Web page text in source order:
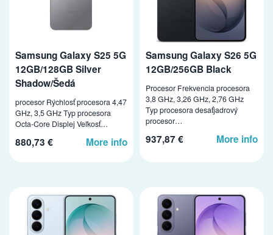
Samsung Galaxy S25 5G
12GB/128GB Silver
Shadow/Šedá
procesor Rýchlosť procesora 4,47
GHz, 3,5 GHz Typ procesora
Octa-Core Displej Veľkosť…
880,73 € More info
Samsung Galaxy S26 5G
12GB/256GB Black
Procesor Frekvencia procesora
3,8 GHz, 3,26 GHz, 2,76 GHz
Typ procesora desaťjadrový
procesor…
937,87 € More info